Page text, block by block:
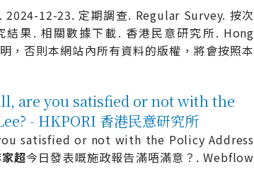
12-23. 定期調查. Regular Survey. 按次
果. 相關數據下載. 香港民意研究所. Hong
否則本網站內所有資料的版權，將會按照本
are you satisfied or not with the
- HKPORI 香港民意研究所
satisfied or not with the Policy Address
家超今日發表嘅施政報告滿唔滿意？. Webflow